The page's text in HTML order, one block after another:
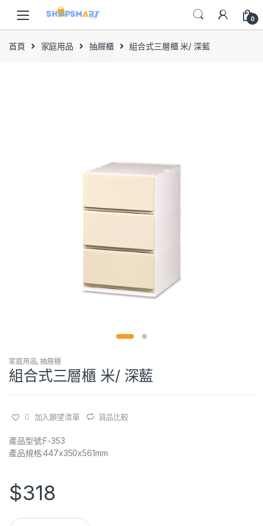
navigation
content
0
首頁 家庭用品 抽屜櫃 組合式三層櫃 米/ 深藍
家庭用品,抽屜櫃
組合式三層櫃 米/ 深藍
加入願望清單 貨品比較
產品型號:F-353
產品規格:447x350x561mm
$318
Q